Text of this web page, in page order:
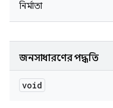
নির্মাতা
জনসাধারণের পদ্ধতি
void